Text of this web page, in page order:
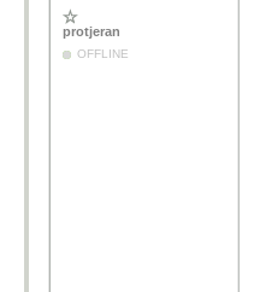
protjeran
OFFLINE